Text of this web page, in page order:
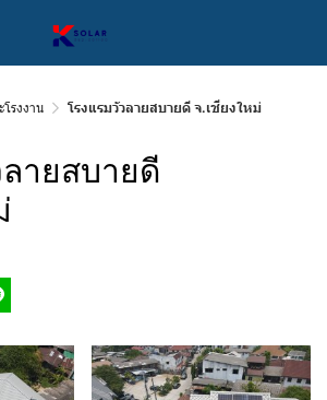
โรงงาน โรงแรมวัวลายสบายดี จ.เชียงใหม่
ายสบายดี